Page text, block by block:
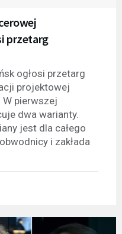
przetarg
ogłosi przetarg
projektowej
W pierwszej
dwa warianty.
jest dla całego
i zakłada